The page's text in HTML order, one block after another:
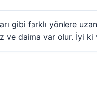
gibi farklı yönlere
ve daima var olur. İyi ki